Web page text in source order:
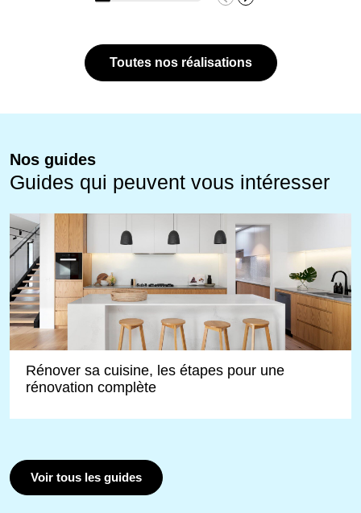
Toutes nos réalisations
Nos guides
Guides qui peuvent vous intéresser
Rénover sa cuisine, les étapes pour une
rénovation complète
Voir tous les guides